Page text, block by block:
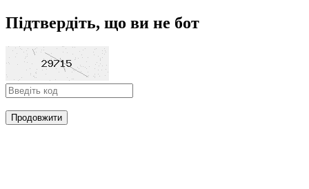
Підтвердіть, що ви не бот
Продовжити